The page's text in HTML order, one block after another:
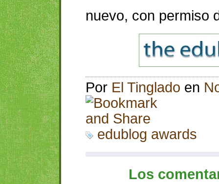
nuevo, con permiso
Por El Tinglado en
edublog awards
Los